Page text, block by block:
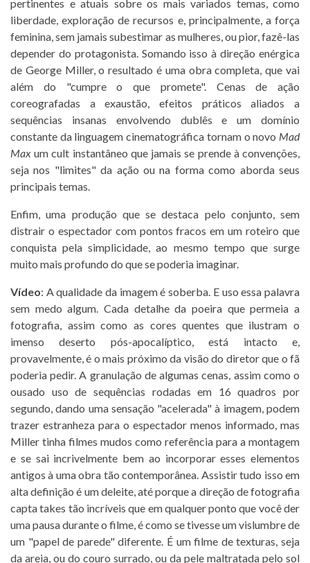
pertinentes e atuais sobre os mais variados temas, como
liberdade, exploração de recursos e, principalmente, a força
feminina, sem jamais subestimar as mulheres, ou pior, fazê-las
depender do protagonista. Somando isso à direção enérgica
de George Miller, o resultado é uma obra completa, que vai
além do "cumpre o que promete". Cenas de ação
coreografadas a exaustão, efeitos práticos aliados a
sequências insanas envolvendo dublês e um domínio
constante da linguagem cinematográfica tornam o novo Mad
Max um cult instantâneo que jamais se prende à convenções,
seja nos "limites" da ação ou na forma como aborda seus
principais temas.
Enfim, uma produção que se destaca pelo conjunto, sem
distrair o espectador com pontos fracos em um roteiro que
conquista pela simplicidade, ao mesmo tempo que surge
muito mais profundo do que se poderia imaginar.
Vídeo: A qualidade da imagem é soberba. E uso essa palavra
sem medo algum. Cada detalhe da poeira que permeia a
fotografia, assim como as cores quentes que ilustram o
imenso deserto pós-apocalíptico, está intacto e,
provavelmente, é o mais próximo da visão do diretor que o fã
poderia pedir. A granulação de algumas cenas, assim como o
ousado uso de sequências rodadas em 16 quadros por
segundo, dando uma sensação "acelerada" à imagem, podem
trazer estranheza para o espectador menos informado, mas
Miller tinha filmes mudos como referência para a montagem
e se sai incrivelmente bem ao incorporar esses elementos
antigos à uma obra tão contemporânea. Assistir tudo isso em
alta definição é um deleite, até porque a direção de fotografia
capta takes tão incríveis que em qualquer ponto que você der
uma pausa durante o filme, é como se tivesse um vislumbre de
um "papel de parede" diferente. É um filme de texturas, seja
da areia, ou do couro surrado, ou da pele maltratada pelo sol